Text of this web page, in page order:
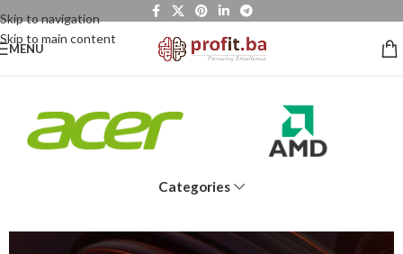
Skip to navigation
Skip to main content
MENU
Categories